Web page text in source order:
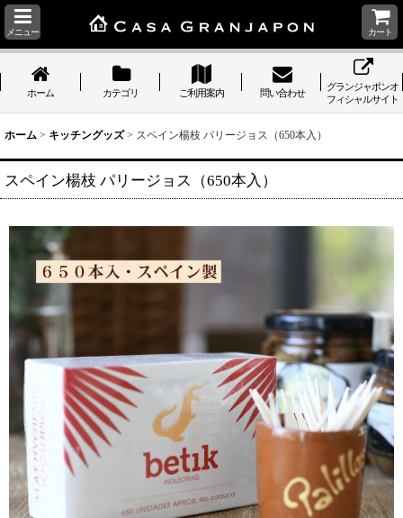
メニュー カート
ホーム カテゴリ ご利用案内 問い合わせ
グランジャポンオ
フィシャルサイト
ホーム > キッチングッズ > スペイン楊枝 パリージョス（650本入）
スペイン楊枝 パリージョス（650本入）